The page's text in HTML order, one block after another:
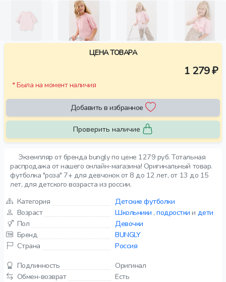
Экземпляр от бренда bungly по цене 1279 руб. Тотальная
распродажа от нашего онлайн-магазина! Оригинальный товар.
футболка "роза" 7+ для девчонок от 8 до 12 лет, от 13 до 15
лет, для детского возраста из россии.
Категория
Детские футболки
Возраст
Школьники ,подростки и дети
Пол
Девочки
Бренд
BUNGLY
Страна
Россия
Подлинность
Оригинал
Обмен-возврат
Есть
ЦЕНА ТОВАРА
1 279 ₽
* Была на момент наличия
Добавить в избранное
Проверить наличие